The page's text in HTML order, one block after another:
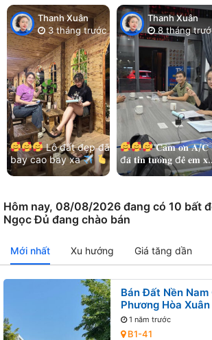
Thanh Xuân
3 tháng trước
Lô đất đẹp đã
bay cao bay xa
Cảm ơn chị chủ đất
Thanh Xuân
8 tháng
𝐂𝐚̉𝐦 𝐨̛𝐧 𝐀/𝐂
đ𝐚̃ 𝐭𝐢𝐧 𝐭𝐮̛𝐨̛̉𝐧𝐠 đ𝐞̂̉ 𝐞𝐦 𝐱𝐮̛̉
𝐥𝐲́ 𝐡𝐞̂́𝐭 𝐦𝐨̣𝐢 𝐯𝐢𝐞̣̂𝐜!
Hôm nay, 08/08/2026 đang có 10 bất
Ngọc Đủ đang chào bán
Mới nhất Xu hướng Giá tăng dần
Bán Đất Nền
Phương Hòa
Ngọc Đủ B1-41 lô
Võ Chí Công, Gần
1 năm trước
B1-41